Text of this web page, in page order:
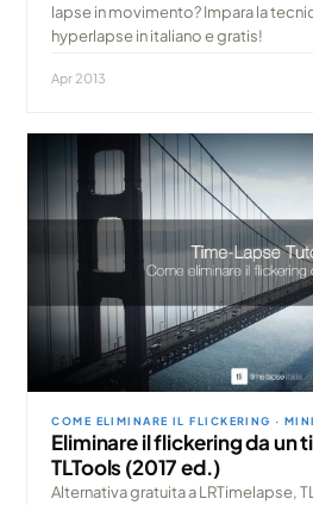
lapse in movimento? Impara la
hyperlapse in italiano e gratis!
Apr 2013
COME ELIMINARE IL FLICKERING ·
Eliminare il flickering da un
TLTools (2017 ed.)
Alternativa gratuita a LRTimelapse,